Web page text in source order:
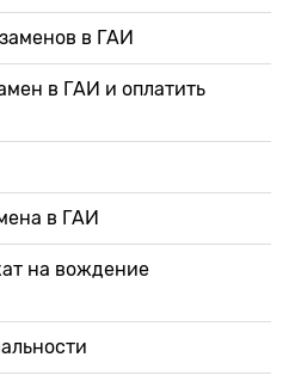
в ГАИ
в ГАИ и оплатить
в ГАИ
на вождение